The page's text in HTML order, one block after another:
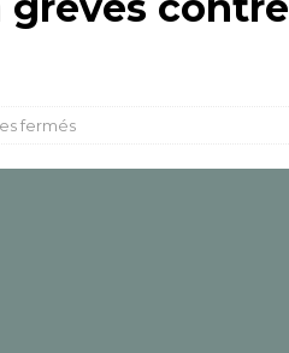
fermés